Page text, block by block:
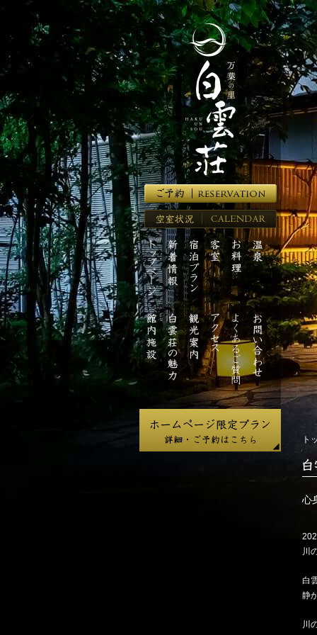
湯
河
温
泉
高
級
旅
館
【万
葉
の
里
白
雲
荘】
空
室
状
況
ト
ッ
プ
ペ
ー
ジ
新
着
情
報
宿
泊
プ
ラ
ン
客
室
お
料
理
温
泉
館
内
施
設
白
雲
荘
の
魅
観
光
案
内
ア
ク
セ
ス
よ
く
あ
る
ご
質
問
お
問
い
合
わ
せ
ト
白
雲
荘
り
心
川
白
静
川